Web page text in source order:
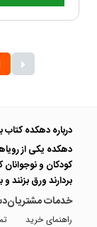
درباره دهکده کتاب
دهکده یکی از
کودکان و نوجوانان
بردارند ورق بزنند
خدمات مشتریان
راهنمای خرید